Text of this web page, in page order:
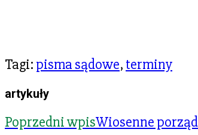
Tagi: pisma sądowe, terminy
artykuły
Poprzedni wpisWiosenne